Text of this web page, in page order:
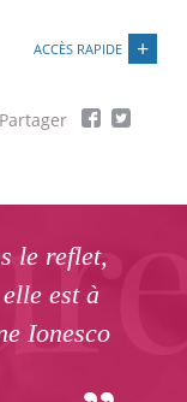
ACCÈS RAPIDE
le reflet,
est à
Ionesco